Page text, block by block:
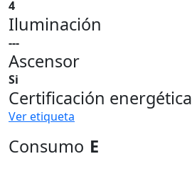
4
Iluminación
---
Ascensor
Si
Certificación energética
Ver etiqueta
Consumo E